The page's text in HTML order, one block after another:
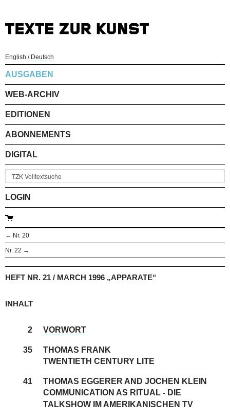
English / Deutsch
AUSGABEN
WEB-ARCHIV
EDITIONEN
ABONNEMENTS
DIGITAL
LOGIN
← Nr. 20
Nr. 22 →
HEFT NR. 21 / MARCH 1996 „APPARATE“
INHALT
2 VORWORT
35
THOMAS FRANK
TWENTIETH CENTURY LITE
41
THOMAS EGGERER AND JOCHEN KLEIN
COMMUNICATION AS RITUAL - DIE
TALKSHOW IM AMERIKANISCHEN TV